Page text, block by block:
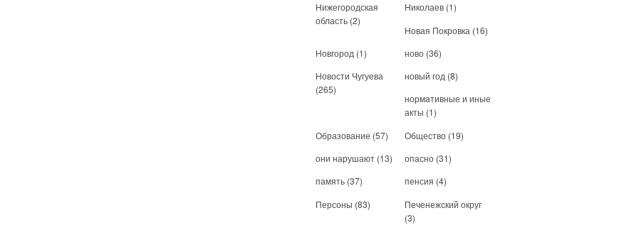
Нижегородская
область (2)
Николаев (1)
Новая Покровка (16)
Новгород (1) ново (36)
Новости Чугуева
(265)
новый год (8)
нормативные и иные
акты (1)
Образование (57) Общество (19)
они нарушают (13) опасно (31)
память (37) пенсия (4)
Персоны (83)
Печенежский округ
(3)